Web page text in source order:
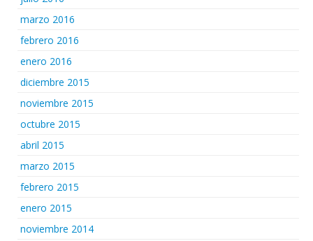
marzo 2016
febrero 2016
enero 2016
diciembre 2015
noviembre 2015
octubre 2015
abril 2015
marzo 2015
febrero 2015
enero 2015
noviembre 2014